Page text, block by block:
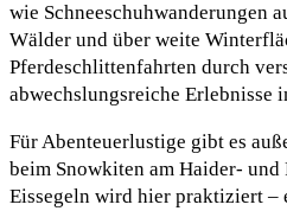
wie Schneeschuhwanderungen
Wälder und über weite
Pferdeschlittenfahrten durch
abwechslungsreiche Erlebnisse
Für Abenteuerlustige gibt es
beim Snowkiten am Haider- und
Eissegeln wird hier praktiziert –